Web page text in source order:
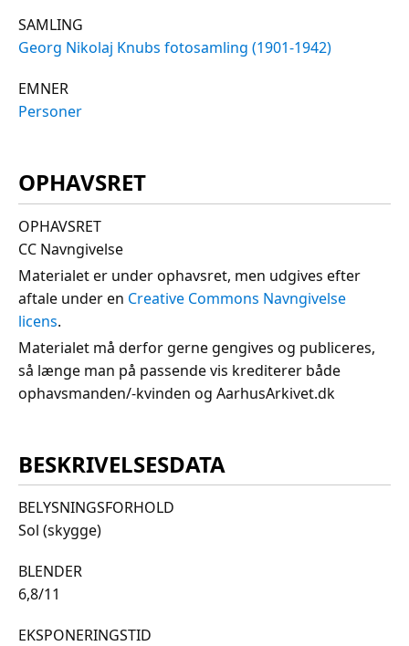
SAMLING
Georg Nikolaj Knubs fotosamling (1901-1942)
EMNER
Personer
OPHAVSRET
OPHAVSRET
CC Navngivelse
Materialet er under ophavsret, men udgives efter
aftale under en Creative Commons Navngivelse
licens.
Materialet må derfor gerne gengives og publiceres,
så længe man på passende vis krediterer både
ophavsmanden/-kvinden og AarhusArkivet.dk
BESKRIVELSESDATA
BELYSNINGSFORHOLD
Sol (skygge)
BLENDER
6,8/11
EKSPONERINGSTID